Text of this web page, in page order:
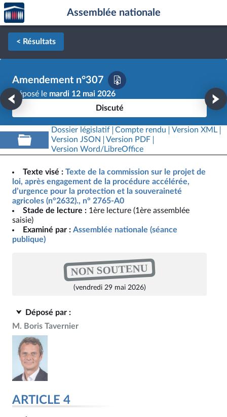
Aller au contenu
Aller en bas de la page
Accèder
à la
page
d'accueil
Assemblée nationale
< Résultats
Amendement n°307
Déposé le mardi 12 mai 2026
Discuté
Dossier législatif Compte rendu
Version XML
Version JSON
Version PDF
Version Word/LibreOffice
Texte visé : Texte de la commission sur le projet de
loi, après engagement de la procédure accélérée,
d’urgence pour la protection et la souveraineté
agricoles (n°2632)., n° 2765-A0
Stade de lecture : 1ère lecture (1ère assemblée
saisie)
Examiné par : Assemblée nationale (séance
publique)
NON SOUTENU
(vendredi 29 mai 2026)
Déposé par :
M. Boris Tavernier
ARTICLE 4